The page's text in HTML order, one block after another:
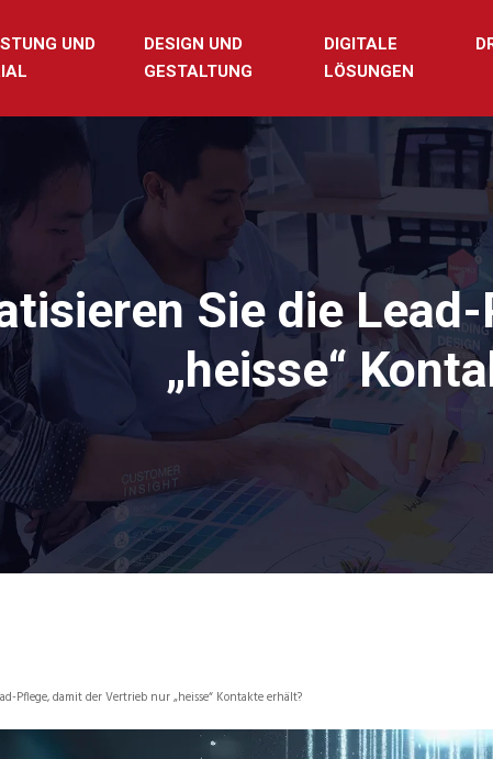
UND
DESIGN UND
GESTALTUNG
DIGITALE
LÖSUNGEN
Sie die
„heisse“
Pflege, damit der Vertrieb nur „heisse“ Kontakte erhält?